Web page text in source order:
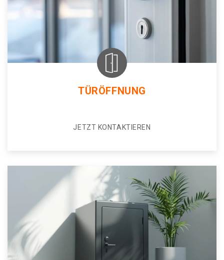
TÜRÖFFNUNG
JETZT KONTAKTIEREN